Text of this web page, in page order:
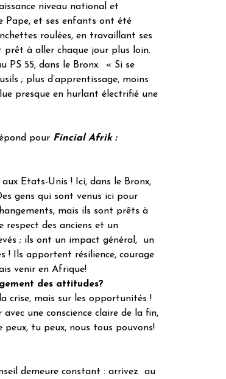
niveau national et
Pape, et ses enfants ont été
roulées, en travaillant ses
prêt à aller chaque jour plus loin.
55, dans le Bronx. « Si se
; plus d’apprentissage, moins
presque en hurlant électrifié une
pour Fincial Afrik :
Etats-Unis ! Ici, dans le Bronx,
gens qui sont venus ici pour
mais ils sont prêts à
respect des anciens et un
; ils ont un impact général, un
Ils apportent résilience, courage
venir en Afrique!
des attitudes?
crise, mais sur les opportunités !
une conscience claire de la fin,
tu peux, nous tous pouvons!
demeure constant : arrivez au